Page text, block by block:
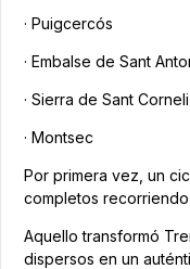
· Puigcercós
· Embalse de Sant
· Sierra de Sant Corneli
· Montsec
Por primera vez, un
completos
Aquello transformó
dispersos en un